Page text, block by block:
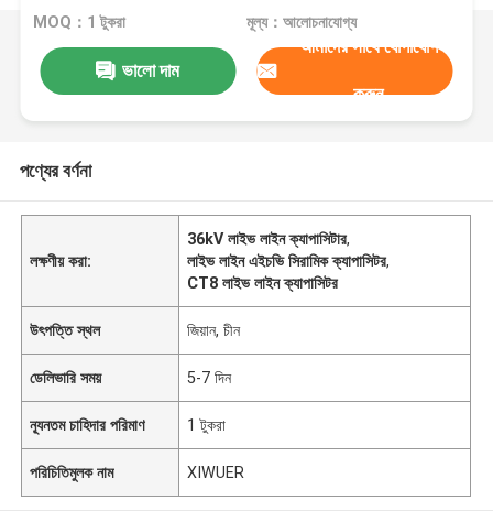
MOQ：1 টুকরা মূল্য：আলোচনাযোগ্য
ভালো দাম
আমাদের সাথে যোগাযোগ
করুন
পণ্যের বর্ণনা
লক্ষণীয় করা:
36kV লাইভ লাইন ক্যাপাসিটার,
লাইভ লাইন এইচভি সিরামিক ক্যাপাসিটর,
CT8 লাইভ লাইন ক্যাপাসিটর
উৎপত্তি স্থল জিয়ান, চীন
ডেলিভারি সময় 5-7 দিন
ন্যূনতম চাহিদার পরিমাণ 1 টুকরা
পরিচিতিমুলক নাম XIWUER